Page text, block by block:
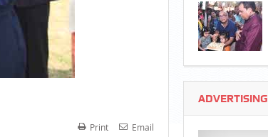
Print Email
ADVERTISING